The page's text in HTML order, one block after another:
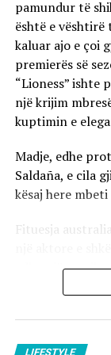
në hartën
po luan një rol
zhvillimi.
Ky vlerësim
për të krijuar
Shqipërisë
duke ofruar një
e çdo vizitori.
pamundur të
është e vështirë
kaluar ajo e çoi
premierës së
“Lioness” ishte
një krijim
kuptimin e
Madje, edhe
Saldaña, e cila
kësaj here
Fituesja
edhe një nga
Hollywood. Me
Mbrëmjen e
LIFESTYLE